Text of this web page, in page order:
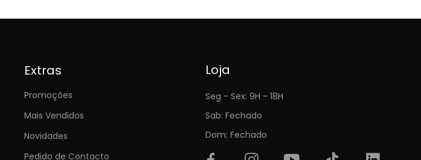
Extras
Promoções
Mais Vendidos
Novidades
Pedido de Contacto
Loja
Seg - Sex: 9H - 18H
Sab: Fechado
Dom: Fechado